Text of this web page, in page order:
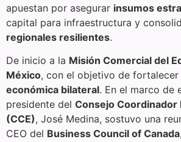
apuestan por asegurar insumos
capital para infraestructura y
regionales resilientes.
De inicio a la Misión Comercial del
México, con el objetivo de fortalecer
económica bilateral. En el marco de
presidente del Consejo Coordinador
(CCE), José Medina, sostuvo una
CEO del Business Council of Canada